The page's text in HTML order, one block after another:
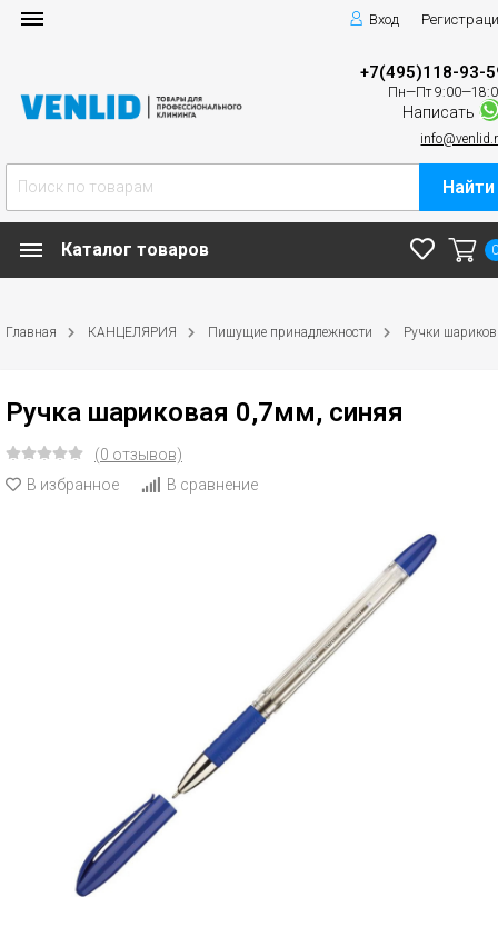
Вход
+7(495)118-93-
Пн—Пт
Написать
Найти
Каталог товаров
Главная КАНЦЕЛЯРИЯ Пишущие принадлежности Ручки
Ручка шариковая 0,7мм, синяя
(0 отзывов)
В избранное
В сравнение